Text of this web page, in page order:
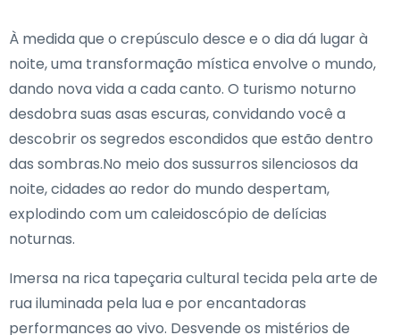
À medida que o crepúsculo desce e o dia dá lugar à
noite, uma transformação mística envolve o mundo,
dando nova vida a cada canto. O turismo noturno
desdobra suas asas escuras, convidando você a
descobrir os segredos escondidos que estão dentro
das sombras.No meio dos sussurros silenciosos da
noite, cidades ao redor do mundo despertam,
explodindo com um caleidoscópio de delícias
noturnas.
Imersa na rica tapeçaria cultural tecida pela arte de
rua iluminada pela lua e por encantadoras
performances ao vivo. Desvende os mistérios de